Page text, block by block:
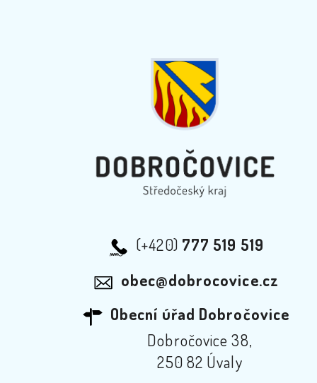
(+420) 777 519 519
obec@dobrocovice.cz
Obecní úřad Dobročovice
Dobročovice 38,
250 82 Úvaly